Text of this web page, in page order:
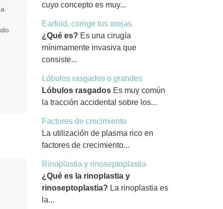
cuyo concepto es muy...
Earfold, corrige tus orejas
¿Qué es? Es una cirugía
mínimamente invasiva que
consiste...
Lóbulos rasgados o grandes
Lóbulos rasgadosEs muy común
la tracción accidental sobre los...
Factores de crecimiento
La utilización de plasma rico en
factores de crecimiento...
Rinoplastia y rinoseptoplastia
¿Qué es la rinoplastia y
rinoseptoplastia? La rinoplastia es
la...